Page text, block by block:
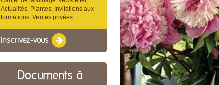
Actualités, Plantes, Invitations aux
formations, Ventes privées...
Inscrivez-vous
Documents à